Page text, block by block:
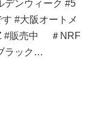
デンウィーク #5
#大阪オートメ
#販売中 ＃NRF
ラック…